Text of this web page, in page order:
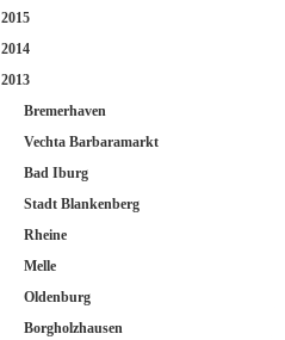
2015
2014
2013
Bremerhaven
Vechta Barbaramarkt
Bad Iburg
Stadt Blankenberg
Rheine
Melle
Oldenburg
Borgholzhausen